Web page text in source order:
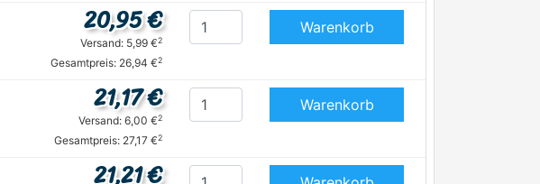
20,95 €
Versand: 5,99 €2
Gesamtpreis: 26,94 €2
Warenkorb
21,17 €
Versand: 6,00 €2
Gesamtpreis: 27,17 €2
Warenkorb
21,21 €